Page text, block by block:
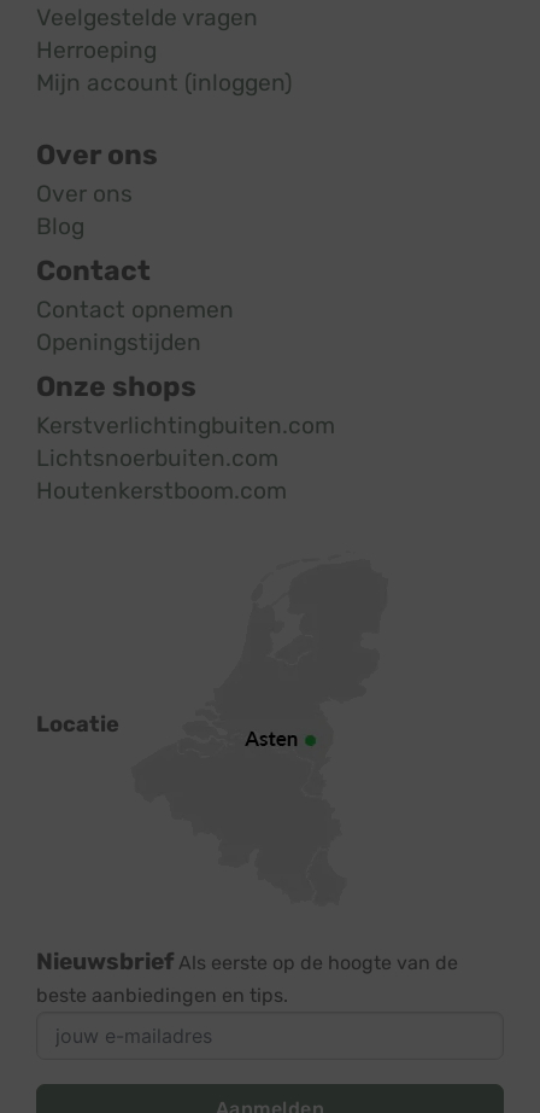
Veelgestelde vragen
Herroeping
Mijn account (inloggen)
Over ons
Over ons
Blog
Contact
Contact opnemen
Openingstijden
Onze shops
Kerstverlichtingbuiten.com
Lichtsnoerbuiten.com
Houtenkerstboom.com
Locatie
Nieuwsbrief Als eerste op de hoogte van de
beste aanbiedingen en tips.